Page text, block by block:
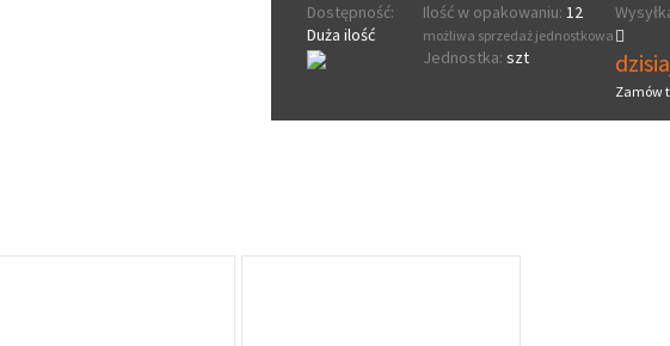
Dostępność:
Duża ilość
Ilość w opakowaniu: 12
możliwa sprzedaż jednostkowa
Jednostka: szt
Zamów